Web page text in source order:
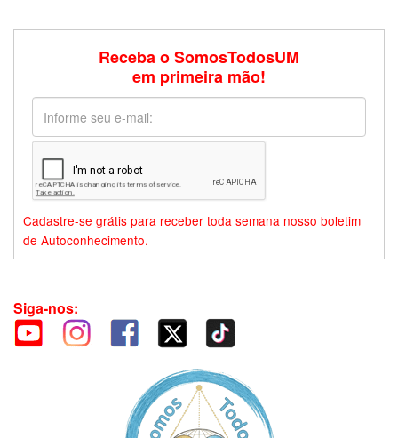
Receba o SomosTodosUM
em primeira mão!
Cadastre-se grátis para receber toda semana nosso boletim
de Autoconhecimento.
Siga-nos: